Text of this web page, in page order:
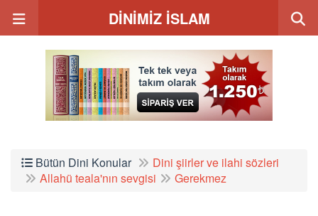
DİNİMİZ İSLAM
Bütün Dini Konular
Dini şiirler ve ilahi sözleri
Allahü teala'nın sevgisi
Gerekmez